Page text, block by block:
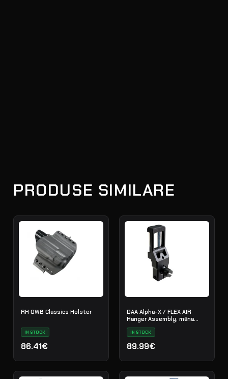
PRODUSE SIMILARE
RH OWB Classics Holster
IN STOCK
86.41€
DAA Alpha-X / FLEX AIR
Hanger Assembly, mâna
IN STOCK
89.99€